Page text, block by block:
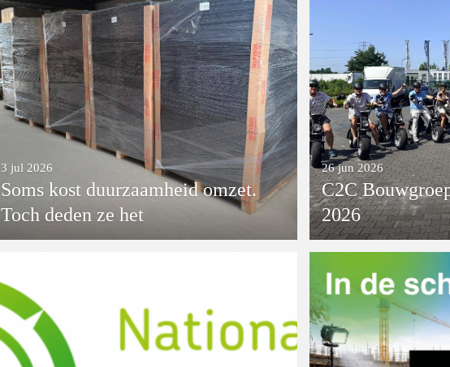
Soms kost duurzaamheid omzet.
Toch deden ze het
3 jul 2026
C2C
2026
26 jun 2026